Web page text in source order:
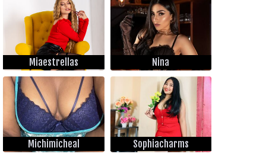
Miaestrellas Nina
Michimicheal Sophiacharms